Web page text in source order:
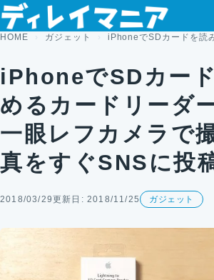
コンテンツへスキップ
HOME ガジェット iPhoneでSDカードを読
iPhoneでSDカー
めるカードリーダ
一眼レフカメラで
真をすぐSNSに投
2018/03/29更新日: 2018/11/25 ガジェット